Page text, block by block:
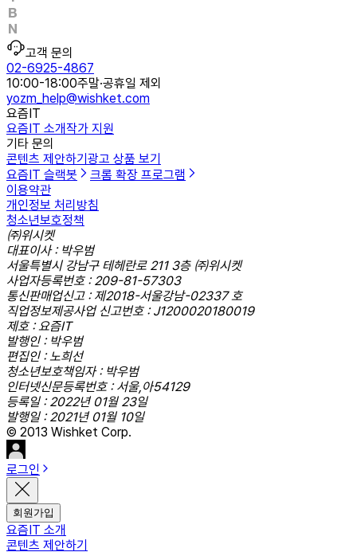
고객 문의
02-6925-4867
10:00-18:00주말·공휴일 제외
yozm_help@wishket.com
요즘IT
요즘IT 소개작가 지원
기타 문의
콘텐츠 제안하기 광고 상품 보기
요즘IT 슬랙봇
크롬 확장 프로그램
이용약관
개인정보 처리방침
청소년보호정책
㈜위시켓
대표이사 : 박우범
서울특별시 강남구 테헤란로 211 3층 ㈜위시켓
사업자등록번호 : 209-81-57303
통신판매업신고 : 제2018-서울강남-02337 호
직업정보제공사업 신고번호 : J1200020180019
제호 : 요즘IT
발행인 : 박우범
편집인 : 노희선
청소년보호책임자 : 박우범
인터넷신문등록번호 : 서울,아54129
등록일 : 2022년 01월 23일
발행일 : 2021년 01월 10일
© 2013 Wishket Corp.
로그인
회원가입
요즘IT 소개
콘텐츠 제안하기